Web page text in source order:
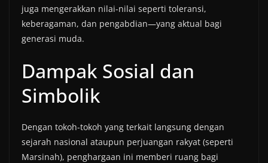
juga mengerakkan nilai-nilai seperti toleransi,
keberagaman, dan pengabdian—yang aktual bagi
generasi muda.
Dampak Sosial dan
Simbolik
Dengan tokoh-tokoh yang terkait langsung dengan
sejarah nasional ataupun perjuangan rakyat (seperti
Marsinah), penghargaan ini memberi ruang bagi